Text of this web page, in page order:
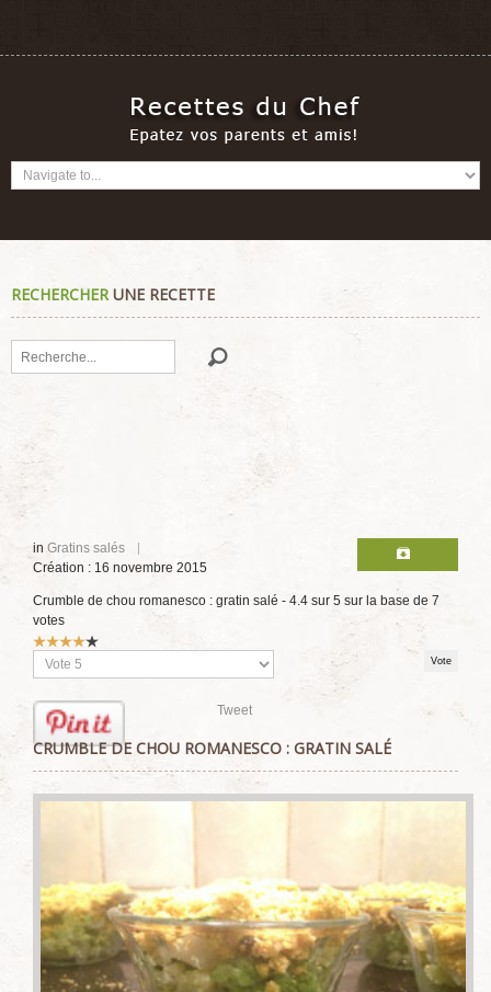
RECHERCHERUNE RECETTE
Rechercher
in Gratins salés
Création : 16 novembre 2015
Crumble de chou romanesco : gratin salé - 4.4 sur 5 sur la base de 7
votes
Vote
utilisateur:
Veuillez
voter
Tweet
CRUMBLE DE CHOU ROMANESCO : GRATIN SALÉ